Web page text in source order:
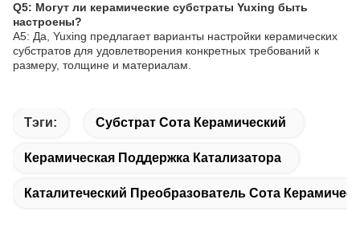
Q5: Могут ли керамические субстраты Yuxing быть
настроены?
A5: Да, Yuxing предлагает варианты настройки керамических
субстратов для удовлетворения конкретных требований к
размеру, толщине и материалам.
Тэги: Субстрат Сота Керамический
Керамическая Поддержка Катализатора
Каталитеческий Преобразователь Сота